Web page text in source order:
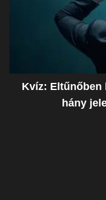
Kvíz: Eltűnőben
hány